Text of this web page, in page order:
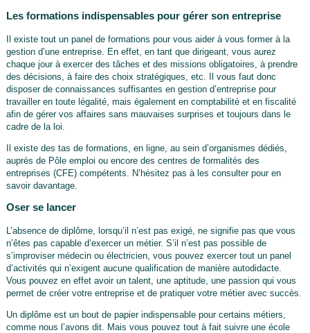
Les formations indispensables pour gérer son entreprise
Il existe tout un panel de formations pour vous aider à vous former à la
gestion d’une entreprise. En effet, en tant que dirigeant, vous aurez
chaque jour à exercer des tâches et des missions obligatoires, à prendre
des décisions, à faire des choix stratégiques, etc. Il vous faut donc
disposer de connaissances suffisantes en gestion d’entreprise pour
travailler en toute légalité, mais également en comptabilité et en fiscalité
afin de gérer vos affaires sans mauvaises surprises et toujours dans le
cadre de la loi.
Il existe des tas de formations, en ligne, au sein d’organismes dédiés,
auprès de Pôle emploi ou encore des centres de formalités des
entreprises (CFE) compétents. N’hésitez pas à les consulter pour en
savoir davantage.
Oser se lancer
L’absence de diplôme, lorsqu’il n’est pas exigé, ne signifie pas que vous
n’êtes pas capable d’exercer un métier. S’il n’est pas possible de
s’improviser médecin ou électricien, vous pouvez exercer tout un panel
d’activités qui n’exigent aucune qualification de manière autodidacte.
Vous pouvez en effet avoir un talent, une aptitude, une passion qui vous
permet de créer votre entreprise et de pratiquer votre métier avec succès.
Un diplôme est un bout de papier indispensable pour certains métiers,
comme nous l’avons dit. Mais vous pouvez tout à fait suivre une école